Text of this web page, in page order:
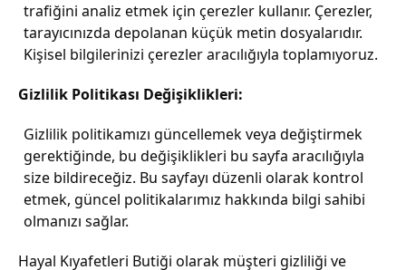
trafiğini analiz etmek için çerezler kullanır. Çerezler,
tarayıcınızda depolanan küçük metin dosyalarıdır.
Kişisel bilgilerinizi çerezler aracılığıyla toplamıyoruz.
Gizlilik Politikası Değişiklikleri:
Gizlilik politikamızı güncellemek veya değiştirmek
gerektiğinde, bu değişiklikleri bu sayfa aracılığıyla
size bildireceğiz. Bu sayfayı düzenli olarak kontrol
etmek, güncel politikalarımız hakkında bilgi sahibi
olmanızı sağlar.
Hayal Kıyafetleri Butiği olarak müşteri gizliliği ve